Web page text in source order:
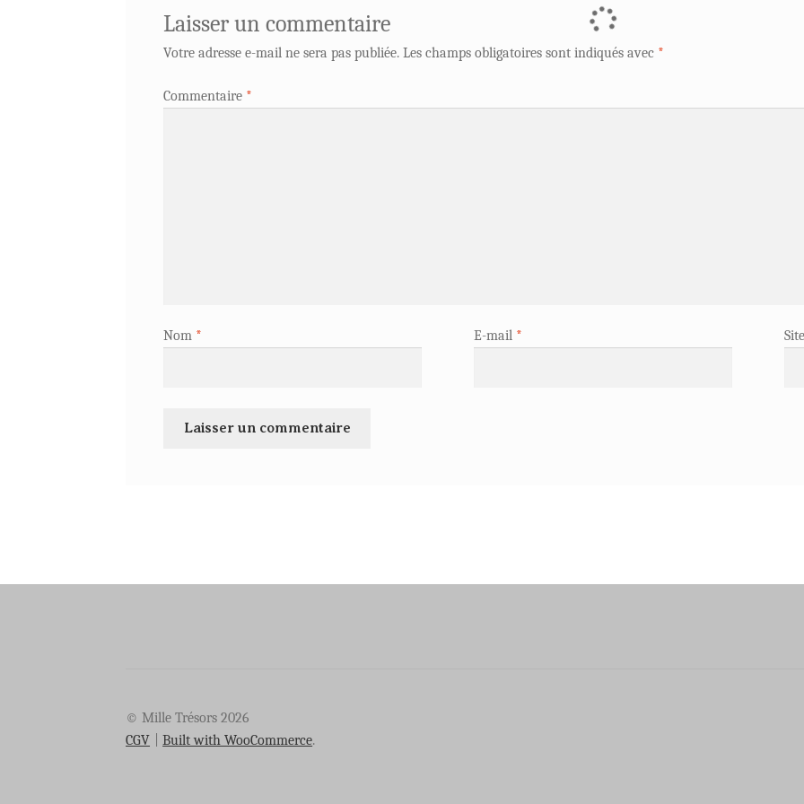
Laisser un commentaire
Votre adresse e-mail ne sera pas publiée. Les champs obligatoires sont indiqués avec *
Commentaire *
Nom * E-mail *
© Mille Trésors 2026
CGV
Built with WooCommerce.